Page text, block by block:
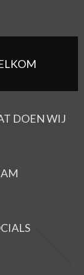
DOEN WIJ